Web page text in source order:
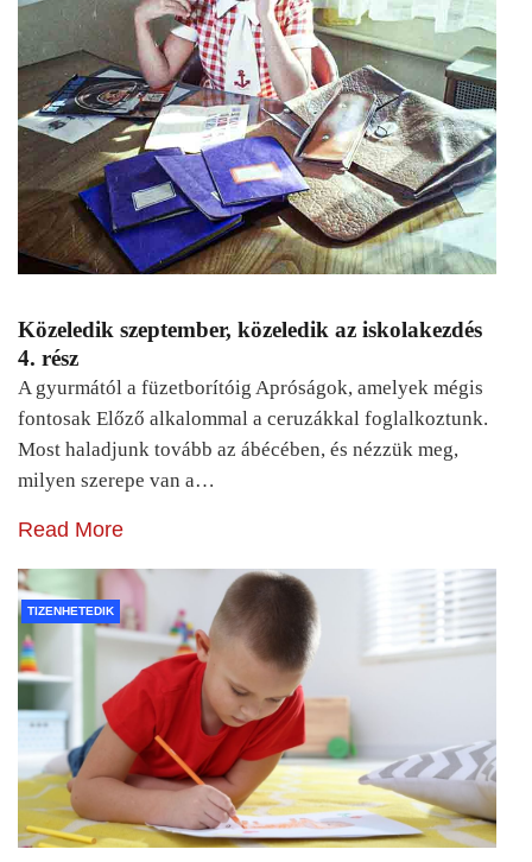
Közeledik szeptember, közeledik az iskolakezdés
4. rész
A gyurmától a füzetborítóig Apróságok, amelyek mégis
fontosak Előző alkalommal a ceruzákkal foglalkoztunk.
Most haladjunk tovább az ábécében, és nézzük meg,
milyen szerepe van a…
Read More
TIZENHETEDIK